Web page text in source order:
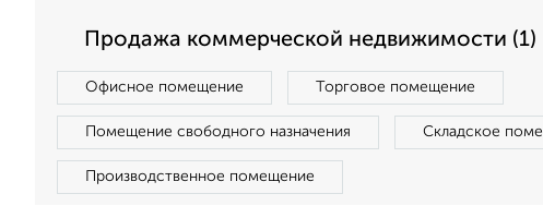
Продажа коммерческой недвижимости (1)
Офисное помещение Торговое помещение
Помещение свободного назначения Складское
Производственное помещение